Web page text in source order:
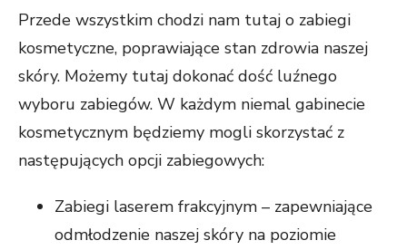
Przede wszystkim chodzi nam tutaj o zabiegi
kosmetyczne, poprawiające stan zdrowia naszej
skóry. Możemy tutaj dokonać dość luźnego
wyboru zabiegów. W każdym niemal gabinecie
kosmetycznym będziemy mogli skorzystać z
następujących opcji zabiegowych:
Zabiegi laserem frakcyjnym – zapewniające
odmłodzenie naszej skóry na poziomie